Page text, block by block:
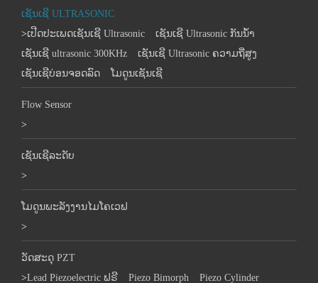
ເຊັນເຊີ ULTRASONIC
>ເປີດປະເພດເຊັນເຊີ Ultrasonic
ເຊັນເຊີ Ultrasonic ກັນນ້ໍາ
ເຊັນເຊີ ultrasonic 300KHz
ເຊັນເຊີ Ultrasonic ຄວາມຖີ່ສູງ
ເຊັນເຊີບ່ອນຈອດລົດ
ໂມດູນເຊັນເຊີ
Flow Sensor
>
ເຊັນເຊີລະດັບ
>
ໂມດູນພະລັງງານໄມໂຄເວຟ
>
ວັດສະດຸ PZT
>Lead Piezoelectric ຟຣີ Piezo Bimorph
Piezo Cylinder